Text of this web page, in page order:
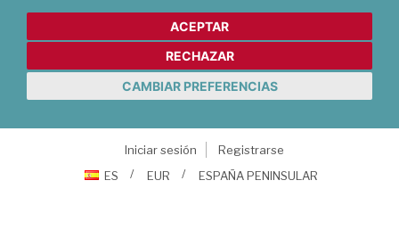
ACEPTAR
RECHAZAR
CAMBIAR PREFERENCIAS
Iniciar sesión
Registrarse
ES
EUR ESPAÑA PENINSULAR